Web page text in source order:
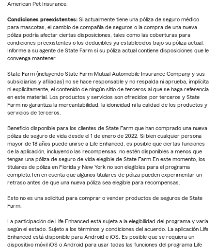
American Pet Insurance.
Condiciones preexistentes: Si actualmente tiene una póliza de seguro médico
para mascotas, el cambio de compañía de seguros o la compra de una nueva
póliza podría afectar ciertas disposiciones, tales como las coberturas para
condiciones preexistentes o los deducibles ya establecidos bajo su póliza actual.
Informe a su agente de State Farm si su póliza actual contiene disposiciones que le
convenga mantener.
State Farm (incluyendo State Farm Mutual Automobile Insurance Company y sus
subsidiarias y afiliadas) no se hace responsable y no respalda ni aprueba, implícita
ni explícitamente, el contenido de ningún sitio de terceros al que se haga referencia
en este material. Los productos y servicios son ofrecidos por terceros y State
Farm no garantiza la mercantabilidad, la idoneidad ni la calidad de los productos y
servicios de terceros.
Beneficio disponible para los clientes de State Farm que han comprado una nueva
póliza de seguro de vida desde el 1 de enero de 2022. Si bien cualquier persona
mayor de 18 años puede unirse a Life Enhanced, es posible que ciertas funciones
de la aplicación, incluyendo las recompensas, no estén disponibles a menos que
tengas una póliza de seguro de vida elegible de State Farm.En este momento, los
titulares de póliza en Florida y New York no son elegibles para el programa
completo.Ten en cuenta que algunos titulares de póliza pueden experimentar un
retraso antes de que una nueva póliza sea elegible para recompensas.
Esto no es una solicitud para comprar o vender productos de seguros de State
Farm.
La participación de Life Enhanced está sujeta a la elegibilidad del programa y varía
según el estado. Sujeto a los términos y condiciones del acuerdo. La aplicación Life
Enhanced está disponible para Android e iOS. Es posible que se requiera un
dispositivo móvil iOS o Android para usar todas las funciones del programa Life